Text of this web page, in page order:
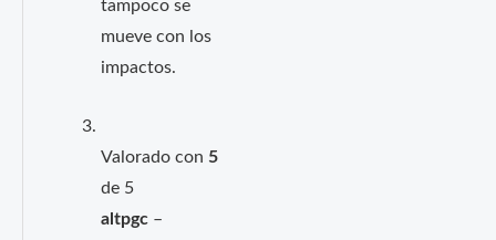
tampoco se
mueve con los
impactos.
Valorado con 5
de 5
altpgc –